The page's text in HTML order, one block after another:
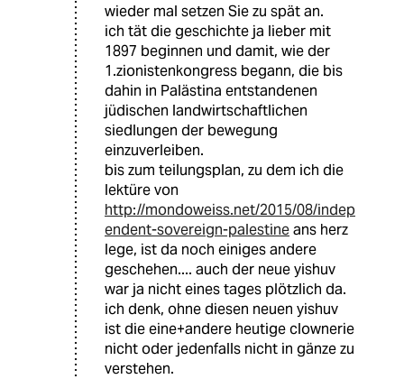
wieder mal setzen Sie zu spät an.
ich tät die geschichte ja lieber mit
1897 beginnen und damit, wie der
1.zionistenkongress begann, die bis
dahin in Palästina entstandenen
jüdischen landwirtschaftlichen
siedlungen der bewegung
einzuverleiben.
bis zum teilungsplan, zu dem ich die
lektüre von
http://mondoweiss.net/2015/08/indep
endent-sovereign-palestineans herz
lege, ist da noch einiges andere
geschehen.... auch der neue yishuv
war ja nicht eines tages plötzlich da.
ich denk, ohne diesen neuen yishuv
ist die eine+andere heutige clownerie
nicht oder jedenfalls nicht in gänze zu
verstehen.